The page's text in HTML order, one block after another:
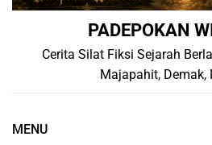
PADEPOKAN
Cerita Silat Fiksi Sejarah
Majapahit, Demak,
MENU